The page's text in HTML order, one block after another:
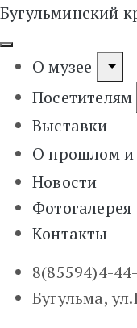
Бугульминский
О музее
Посетителям
Выставки
О прошлом и
Новости
Фотогалерея
Контакты
8(85594)4-
Бугульма,